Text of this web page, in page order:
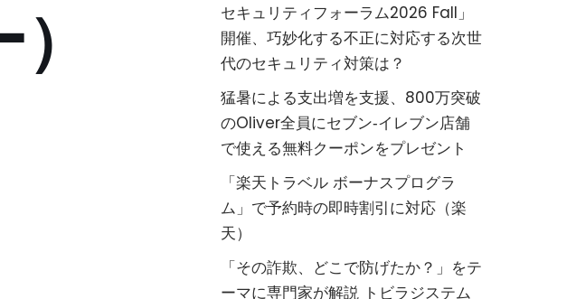
セキュリティフォーラム2026 Fall」
開催、巧妙化する不正に対応する次世
代のセキュリティ対策は？
猛暑による支出増を支援、800万突破
のOliver全員にセブン‐イレブン店舗
で使える無料クーポンをプレゼント
「楽天トラベル ボーナスプログラ
ム」で予約時の即時割引に対応（楽
天）
「その詐欺、どこで防げたか？」をテ
ーマに専門家が解説 トビラジステム